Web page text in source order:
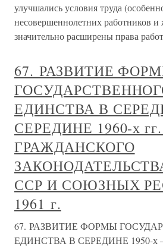
улучшались условия труда
несовершеннолетних работников
значительно расширены права
67. РАЗВИТИЕ
ЕДИНСТВА В
СЕРЕДИНЕ 1960-х
ГРАЖДАНСКОГО
ССР И СОЮЗНЫХ
1961 г.
67. РАЗВИТИЕ ФОРМЫ
ЕДИНСТВА В СЕРЕДИНЕ 1950-х